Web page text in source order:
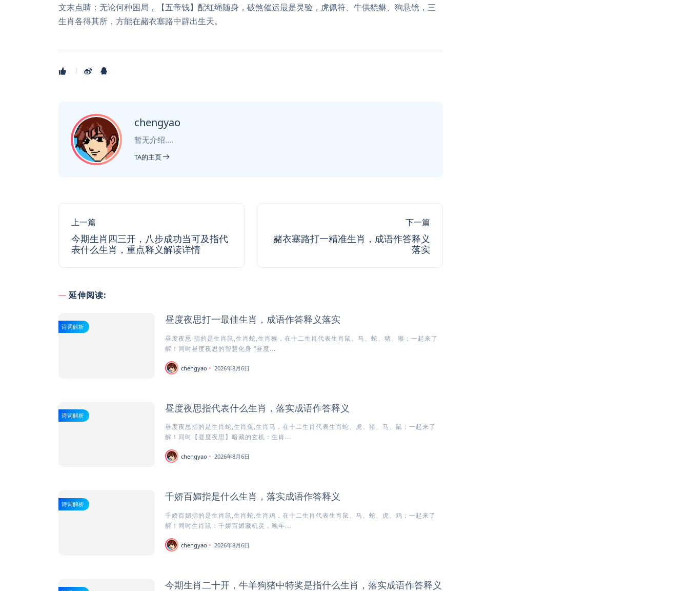
文末点睛：无论何种困局，【五帝钱】配红绳随身，破煞催运最是灵验，虎佩符、牛供貔貅、狗悬镜，三
生肖各得其所，方能在赭衣塞路中辟出生天。
chengyao
暂无介绍....
TA的主页
上一篇
今期生肖四三开，八步成功当可及指代
表什么生肖，重点释义解读详情
下一篇
赭衣塞路打一精准生肖，成语作答释义
落实
延伸阅读:
诗词解析
昼度夜思打一最佳生肖，成语作答释义落实
昼度夜思 指的是生肖鼠,生肖蛇,生肖猴，在十二生肖代表生肖鼠、马、蛇、猪、猴；一起来了
解！同时昼度夜思的智慧化身 “昼度...
chengyao 2026年8月6日
诗词解析
昼度夜思指代表什么生肖，落实成语作答释义
昼度夜思指的是生肖蛇,生肖兔,生肖马，在十二生肖代表生肖蛇、虎、猪、马、鼠；一起来了
解！同时【昼度夜思】暗藏的玄机：生肖...
chengyao 2026年8月6日
诗词解析
千娇百媚指是什么生肖，落实成语作答释义
千娇百媚指的是生肖鼠,生肖蛇,生肖鸡，在十二生肖代表生肖鼠、马、蛇、虎、鸡；一起来了
解！同时生肖鼠：千娇百媚藏机灵，晚年...
chengyao 2026年8月6日
今期生肖二十开，牛羊狗猪中特奖是指什么生肖，落实成语作答释义